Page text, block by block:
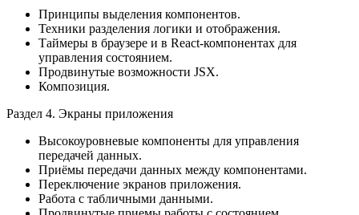
Принципы выделения компонентов.
Техники разделения логики и отображения.
Таймеры в браузере и в React-компонентах для
управления состоянием.
Продвинутые возможности JSX.
Композиция.
Раздел 4. Экраны приложения
Высокоуровневые компоненты для управления
передачей данных.
Приёмы передачи данных между компонентами.
Переключение экранов приложения.
Работа с табличными данными.